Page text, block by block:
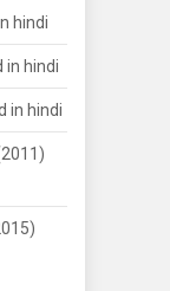
hindi
in hindi
in hindi